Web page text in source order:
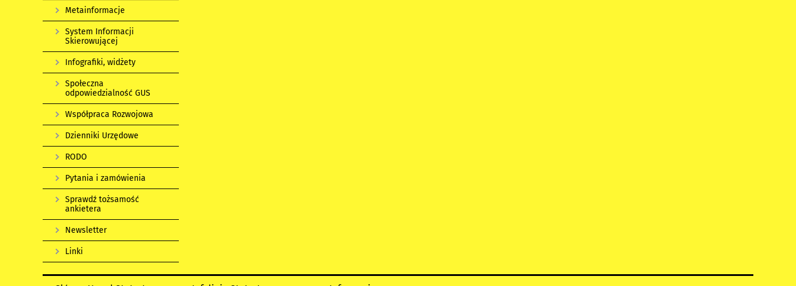
Metainformacje
System Informacji
Skierowującej
Infografiki, widżety
Społeczna
odpowiedzialność GUS
Współpraca Rozwojowa
Dzienniki Urzędowe
RODO
Pytania i zamówienia
Sprawdź tożsamość
ankietera
Newsletter
Linki